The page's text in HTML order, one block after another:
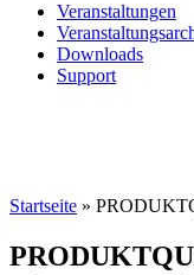
Veranstaltungen
Downloads
Support
Startseite »